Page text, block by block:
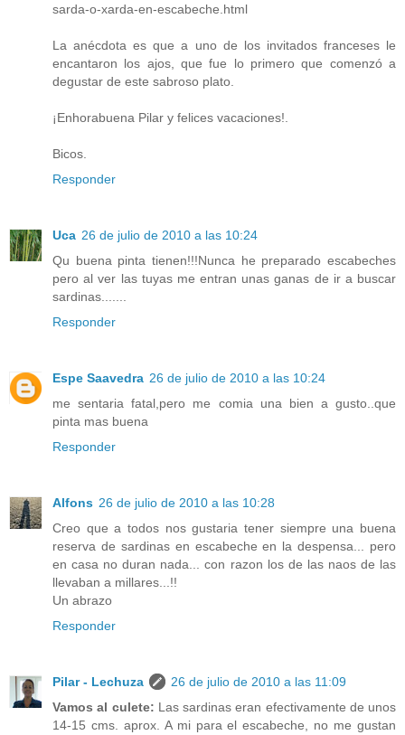
sarda-o-xarda-en-escabeche.html
La anécdota es que a uno de los invitados franceses le
encantaron los ajos, que fue lo primero que comenzó a
degustar de este sabroso plato.
¡Enhorabuena Pilar y felices vacaciones!.
Bicos.
Responder
Uca 26 de julio de 2010 a las 10:24
Qu buena pinta tienen!!!Nunca he preparado escabeches
pero al ver las tuyas me entran unas ganas de ir a buscar
sardinas.......
Responder
Espe Saavedra 26 de julio de 2010 a las 10:24
me sentaria fatal,pero me comia una bien a gusto..que
pinta mas buena
Responder
Alfons 26 de julio de 2010 a las 10:28
Creo que a todos nos gustaria tener siempre una buena
reserva de sardinas en escabeche en la despensa... pero
en casa no duran nada... con razon los de las naos de las
llevaban a millares...!!
Un abrazo
Responder
Pilar - Lechuza
26 de julio de 2010 a las 11:09
Vamos al culete: Las sardinas eran efectivamente de unos
14-15 cms. aprox. A mi para el escabeche, no me gustan